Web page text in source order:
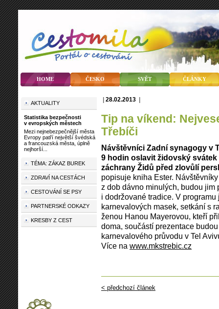
HOME ČESKO SVĚT ČLÁNKY
| 28.02.2013 |
Tip na víkend: Nejveselejší židovský svátek v
Třebíči
Návštěvníci Zadní synagogy v
9 hodin oslavit židovský
záchrany Židů před zlovůlí
popisuje kniha Ester.
z dob dávno minulých, budou
i dodržované tradice. V
karnevalových masek, setkání s
ženou Hanou Mayerovou, kteří
doma, součástí prezentace
karnevalového průvodu v Tel
Více na www.mkstrebic.cz
< předchozí článek
AKTUALITY
Statistika bezpečnosti
v evropských městech
Mezi nejnebezpečnější města
Evropy patří největší švédská
a francouzská města, úplně
nejhorší...
TÉMA: ZÁKAZ BUREK
ZDRAVÍ NA CESTÁCH
CESTOVÁNÍ SE PSY
PARTNERSKÉ ODKAZY
KRESBY Z CEST